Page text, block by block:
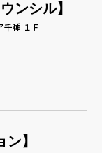
ンシル】
千種 １Ｆ
】